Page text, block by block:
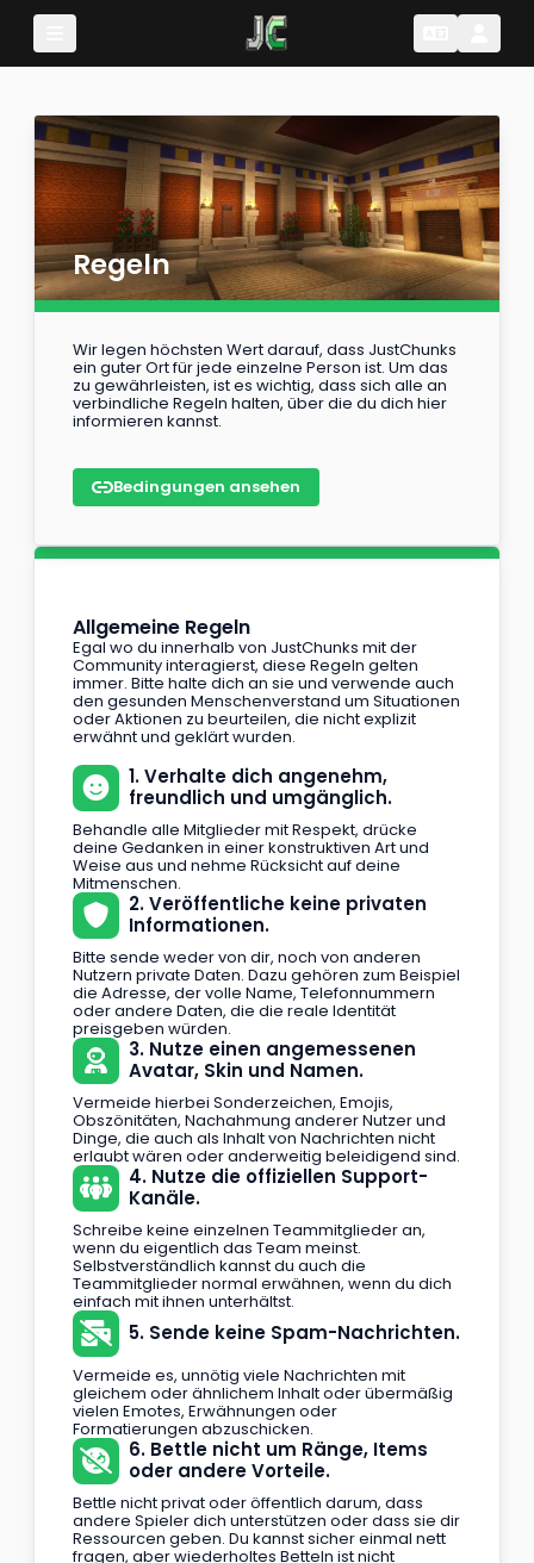
Regeln
Wir legen höchsten Wert darauf, dass JustChunks
ein guter Ort für jede einzelne Person ist. Um das
zu gewährleisten, ist es wichtig, dass sich alle an
verbindliche Regeln halten, über die du dich hier
informieren kannst.
Bedingungen ansehen
Allgemeine Regeln
Egal wo du innerhalb von JustChunks mit der
Community interagierst, diese Regeln gelten
immer. Bitte halte dich an sie und verwende auch
den gesunden Menschenverstand um Situationen
oder Aktionen zu beurteilen, die nicht explizit
erwähnt und geklärt wurden.
1. Verhalte dich angenehm,
freundlich und umgänglich.
Behandle alle Mitglieder mit Respekt, drücke
deine Gedanken in einer konstruktiven Art und
Weise aus und nehme Rücksicht auf deine
Mitmenschen.
2. Veröffentliche keine privaten
Informationen.
Bitte sende weder von dir, noch von anderen
Nutzern private Daten. Dazu gehören zum Beispiel
die Adresse, der volle Name, Telefonnummern
oder andere Daten, die die reale Identität
preisgeben würden.
3. Nutze einen angemessenen
Avatar, Skin und Namen.
Vermeide hierbei Sonderzeichen, Emojis,
Obszönitäten, Nachahmung anderer Nutzer und
Dinge, die auch als Inhalt von Nachrichten nicht
erlaubt wären oder anderweitig beleidigend sind.
4. Nutze die offiziellen Support-
Kanäle.
Schreibe keine einzelnen Teammitglieder an,
wenn du eigentlich das Team meinst.
Selbstverständlich kannst du auch die
Teammitglieder normal erwähnen, wenn du dich
einfach mit ihnen unterhältst.
5. Sende keine Spam-Nachrichten.
Vermeide es, unnötig viele Nachrichten mit
gleichem oder ähnlichem Inhalt oder übermäßig
vielen Emotes, Erwähnungen oder
Formatierungen abzuschicken.
6. Bettle nicht um Ränge, Items
oder andere Vorteile.
Bettle nicht privat oder öffentlich darum, dass
andere Spieler dich unterstützen oder dass sie dir
Ressourcen geben. Du kannst sicher einmal nett
fragen, aber wiederholtes Betteln ist nicht